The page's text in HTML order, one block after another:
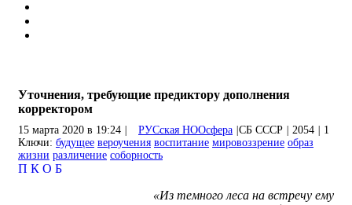
Уточнения, требующие предиктору дополнения
корректором
15 марта 2020 в 19:24 РУСская НООсфера СБ СССР 2054
1
Ключи: будущее вероучения воспитание мировоззрение образ
жизни различение соборность
П К О Б
«Из темного леса на встречу ему